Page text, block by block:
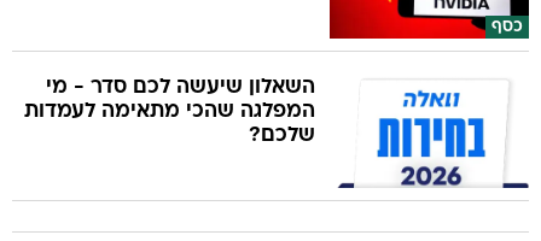
כסף
השאלון שיעשה לכם סדר - מי
המפלגה שהכי מתאימה לעמדות
שלכם?